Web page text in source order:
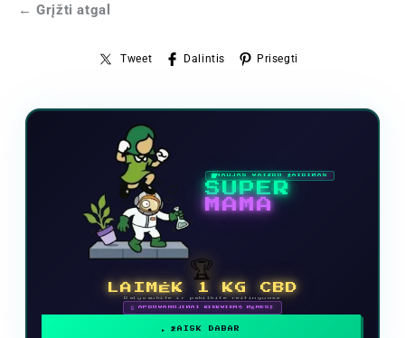
← Grįžti atgal
Tweet Dalintis Prisegti
NAUJAS VAIZDO ŽAIDIMAS
SUPER
MAMA
🏆
LAIMĖK 1 KG CBD
Dalyvaukite ir pakilkite reitinguose
🗓 APDOVANOJIMAI KIEKVIENĄ MĖNESĮ
ŽAISK DABAR